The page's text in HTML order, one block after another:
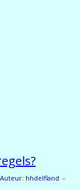
hhdelfland -